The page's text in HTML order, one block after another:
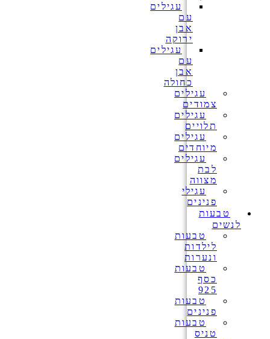
עגילים
עם
אבן
ירוקה
עגילים
עם
אבן
כחולה
עגילים
צמודים
עגילים
תלויים
עגילים
מיוחדים
עגילים
לבת
מצווה
עגילי
פנינים
טבעות
לנשים
טבעות
לילדות
ונערות
טבעות
כסף
925
טבעות
פנינים
טבעות
טניס